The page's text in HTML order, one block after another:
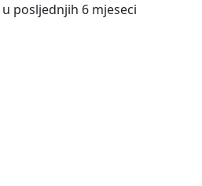
u posljednjih 6 mjeseci